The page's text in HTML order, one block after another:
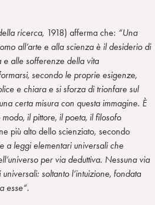
ricerca, 1918) afferma che: “Una
all’arte e alla scienza è il desiderio di
e alle sofferenze della vita
secondo le proprie esigenze,
e chiara e si sforza di trionfare sul
certa misura con questa immagine. È
il pittore, il poeta, il filosofo
più alto dello scienziato, secondo
a leggi elementari universali che
per via deduttiva. Nessuna via
soltanto l’intuizione, fondata
esse“.